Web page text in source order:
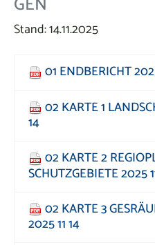
Stand: 14.11.2025
01 ENDBERICHT
02 KARTE 1
14
02 KARTE 2
SCHUTZGEBIETE 2025
02 KARTE 3
2025 11 14